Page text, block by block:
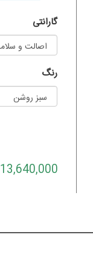
گارانتی
رنگ
13,640,000 تومان